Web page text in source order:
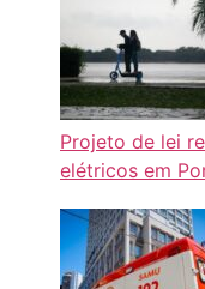
Projeto de lei
elétricos em